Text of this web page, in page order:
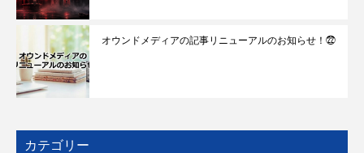
オウンドメディアの記事リニューアルのお知らせ！㉒
カテゴリー